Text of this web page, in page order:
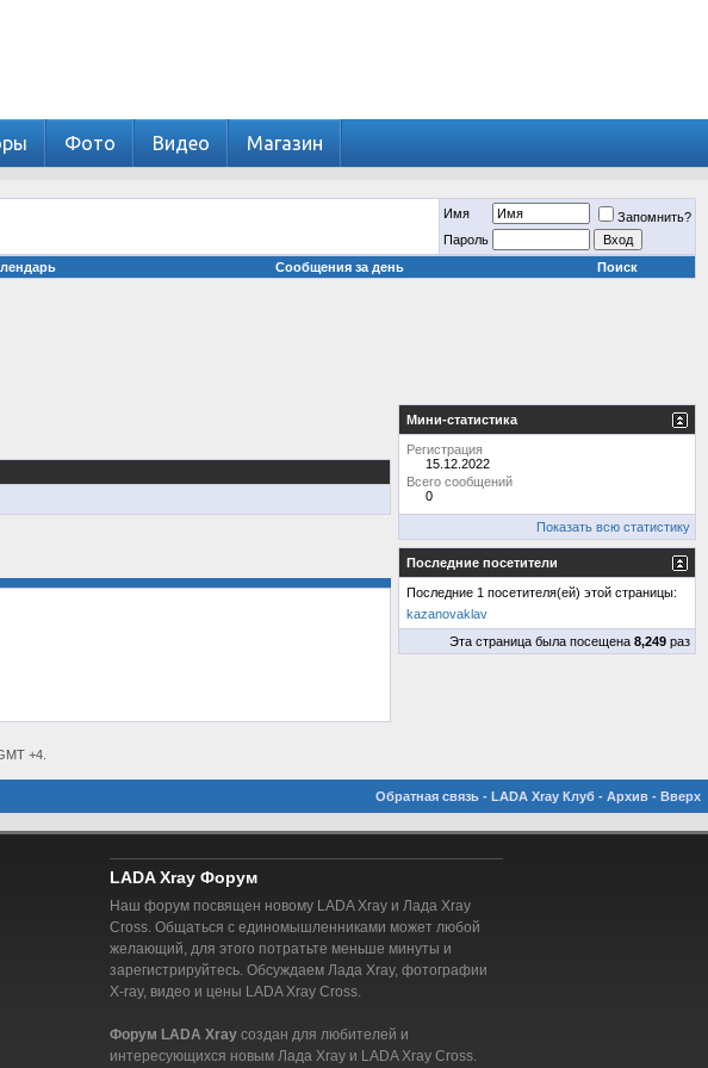
Фото Видео Магазин
Имя
Запомнить?
Пароль
Сообщения за день Поиск
Мини-статистика
Регистрация
15.12.2022
Всего сообщений
0
Показать всю статистику
Последние посетители
Последние 1 посетителя(ей) этой страницы:
kazanovaklav
Эта страница была посещена 8,249 раз
+4.
Обратная связь - LADA Xray Клуб - Архив - Вверх
LADA Xray Форум
Наш форум посвящен новому LADA Xray и Лада Xray
Cross. Общаться с единомышленниками может любой
желающий, для этого потратьте меньше минуты и
зарегистрируйтесь. Обсуждаем Лада Xray, фотографии
X-ray, видео и цены LADA Xray Cross.
Форум LADA Xray создан для любителей и
интересующихся новым Лада Xray и LADA Xray Cross.